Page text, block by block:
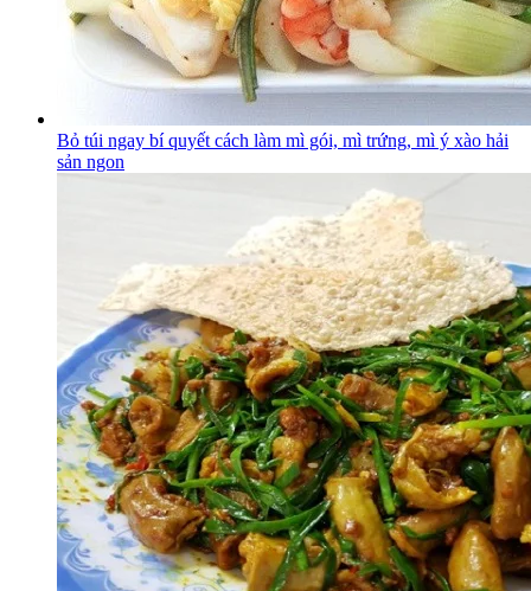
Bỏ túi ngay bí quyết cách làm mì gói, mì trứng, mì ý xào hải
sản ngon